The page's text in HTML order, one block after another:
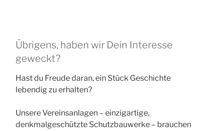
Übrigens, haben wir Dein Interesse
geweckt?
Hast du Freude daran, ein Stück Geschichte
lebendig zu erhalten?
Unsere Vereinsanlagen – einzigartige,
denkmalgeschützte Schutzbauwerke – brauchen